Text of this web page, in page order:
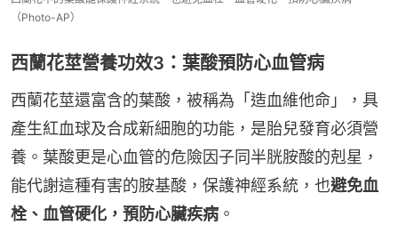
（Photo-AP）
西蘭花莖營養功效3：葉酸預防心血管病
西蘭花莖還富含的葉酸，被稱為「造血維他命」，具
產生紅血球及合成新細胞的功能，是胎兒發育必須營
養。葉酸更是心血管的危險因子同半胱胺酸的剋星，
能代謝這種有害的胺基酸，保護神經系統，也避免血
栓、血管硬化，預防心臟疾病 。